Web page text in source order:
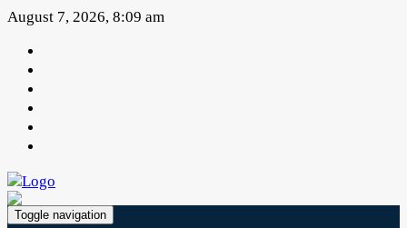
August 7, 2026, 8:09 am
Toggle navigation